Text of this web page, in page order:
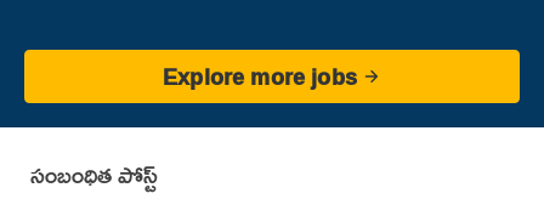
Explore more jobs
సంబంధిత పోస్ట్